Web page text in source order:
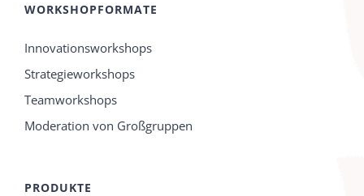
WORKSHOPFORMATE
Innovationsworkshops
Strategieworkshops
Teamworkshops
Moderation von Großgruppen
PRODUKTE